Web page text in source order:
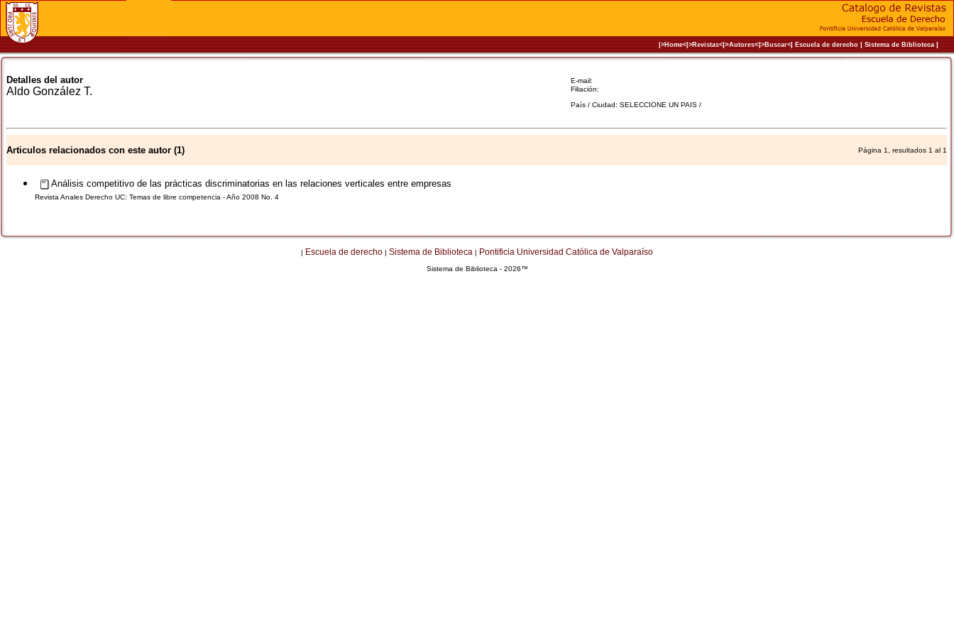
|>Home<|>Revistas<|>Autores<|>Buscar<|Escuela de derecho|Sistema de Biblioteca|
E-mail:
Filiación:
País / Ciudad: SELECCIONE UN PAIS /
Detalles del autor
Aldo González T.
Articulos relacionados con este autor (1) Página 1, resultados 1 al 1
Análisis competitivo de las prácticas discriminatorias en las relaciones verticales entre empresas
Revista Anales Derecho UC: Temas de libre competencia - Año 2008 No. 4
| Escuela de derecho | Sistema de Biblioteca | Pontificia Universidad Católica de Valparaíso
Sistema de Biblioteca - 2026™